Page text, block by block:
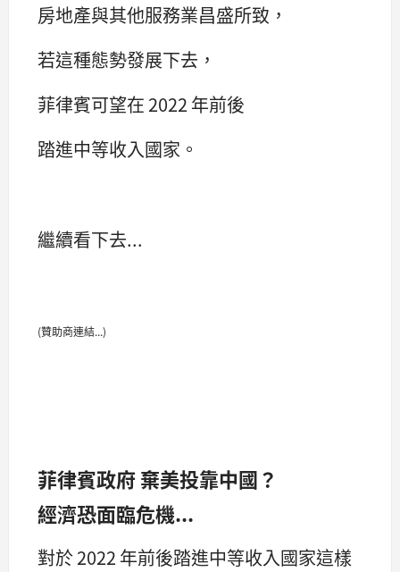
房地產與其他服務業昌盛所致，
若這種態勢發展下去，
菲律賓可望在 2022 年前後
踏進中等收入國家。
繼續看下去...
(贊助商連結...)
菲律賓政府 棄美投靠中國？
經濟恐面臨危機...
對於 2022 年前後踏進中等收入國家這樣